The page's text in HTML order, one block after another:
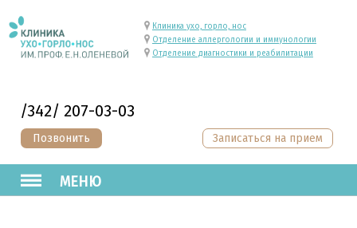
/342/ 207-03-03
Позвонить
Клиника ухо, горло, нос
Отделение аллергологии и иммунологии
Отделение диагностики и реабилитации
МЕНЮ
Записаться на прием